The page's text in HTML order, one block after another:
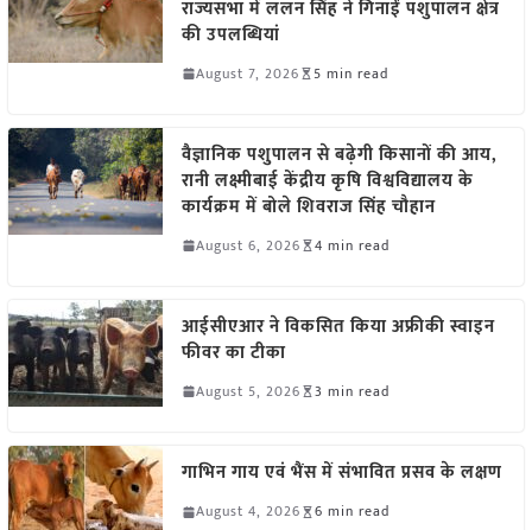
राज्यसभा में ललन सिंह ने गिनाईं पशुपालन क्षेत्र
की उपलब्धियां
August 7, 2026 5 min read
वैज्ञानिक पशुपालन से बढ़ेगी किसानों की आय,
रानी लक्ष्मीबाई केंद्रीय कृषि विश्वविद्यालय के
कार्यक्रम में बोले शिवराज सिंह चौहान
August 6, 2026 4 min read
आईसीएआर ने विकसित किया अफ्रीकी स्वाइन
फीवर का टीका
August 5, 2026 3 min read
गाभिन गाय एवं भैंस में संभावित प्रसव के लक्षण
August 4, 2026 6 min read